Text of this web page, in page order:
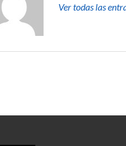
Ver todas las